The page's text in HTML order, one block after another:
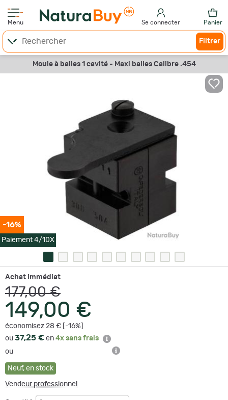
Menu Se connecter Panier
Filtrer
Moule à balles 1 cavité - Maxi balles Calibre .454
-16%
Paiement 4/10X
Achat immédiat
177,00 €
149,00 €
économisez 28 € [-16%]
ou 37,25 € en 4x sans frais
ou
Neuf, en stock
Vendeur professionnel